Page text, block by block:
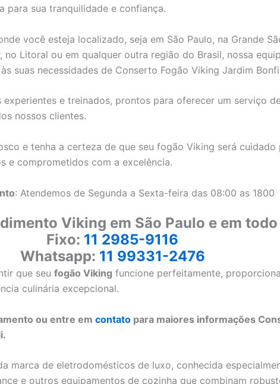
para sua tranquilidade e confiança.
você esteja localizado, seja em São Paulo, na Grande
no Litoral ou em qualquer outra região do Brasil, nossa
suas necessidades de Conserto Fogão Viking Jardim
e treinados, prontos para oferecer um serviço
nossos clientes.
e tenha a certeza de que seu fogão Viking será cuidado
e comprometidos com a excelência.
: Atendemos de Segunda a Sexta-feira das 08:00 as 1800
Viking em São Paulo e em
Fixo: 11 2985-9116
Whatsapp: 11 99331-2476
que seu fogão Viking funcione perfeitamente,
culinária excepcional.
ou entre em contato para maiores informações
marca de eletrodomésticos de luxo, conhecida
e outros equipamentos de cozinha que combinam